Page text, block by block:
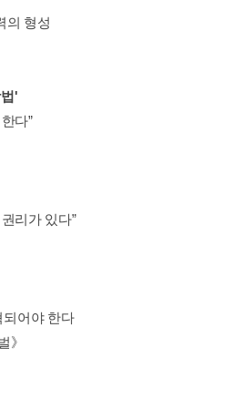
의 형성
'
다”
리가 있다”
되어야 한다
》